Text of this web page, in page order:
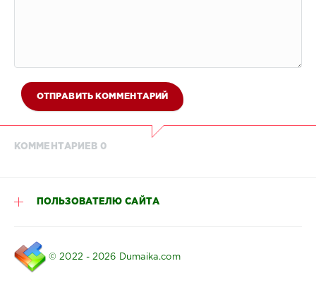
ОТПРАВИТЬ КОММЕНТАРИЙ
КОММЕНТАРИЕВ 0
ПОЛЬЗОВАТЕЛЮ САЙТА
© 2022 - 2026 Dumaika.com